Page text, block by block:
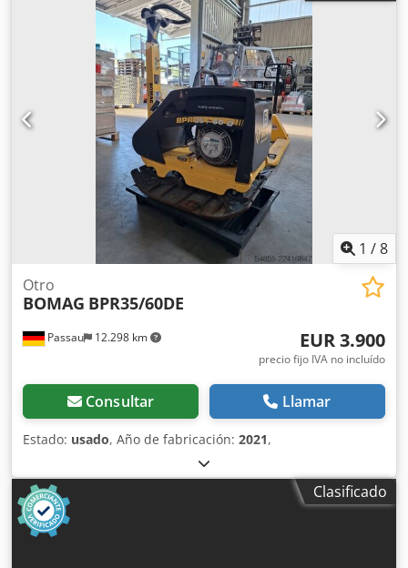
1 /8
Passau 12.298 km
Otro
BOMAG BPR35/60DE
EUR 3.900
precio fijo IVA no incluído
Consultar Llamar
Estado: usado, Año de fabricación: 2021,
Clasificado